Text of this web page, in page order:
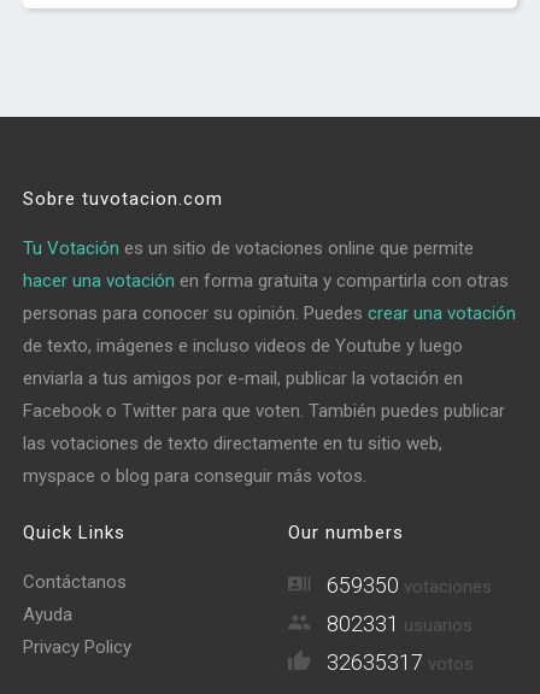
Sobre tuvotacion.com
Tu Votación es un sitio de votaciones online que permite
hacer una votación en forma gratuita y compartirla con otras
personas para conocer su opinión. Puedescrear una votación
de texto, imágenes e incluso videos de Youtube y luego
enviarla a tus amigos por e-mail, publicar la votación en
Facebook o Twitter para que voten. También puedes publicar
las votaciones de texto directamente en tu sitio web,
myspace o blog para conseguir más votos.
Quick Links
Contáctanos
Ayuda
Privacy Policy
Our numbers
659350 votaciones
802331 usuarios
32635317 votos